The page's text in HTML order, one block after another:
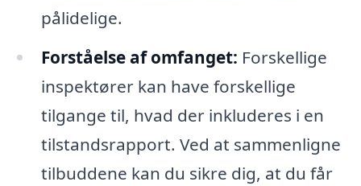
pålidelige.
Forståelse af omfanget: Forskellige
inspektører kan have forskellige
tilgange til, hvad der inkluderes i en
tilstandsrapport. Ved at sammenligne
tilbuddene kan du sikre dig, at du får